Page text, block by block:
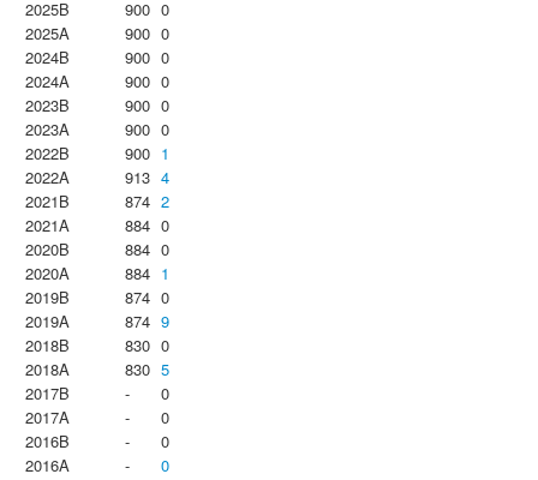
2025B
900 0
2025A
900 0
2024B
900 0
2024A
900 0
2023B
900 0
2023Α
900 0
2022B
900 1
2022A
913 4
2021B
874 2
2021A
884 0
2020B
884 0
2020A
884 1
2019B
874 0
2019A
874 9
2018B
830 0
2018A
830 5
2017B
-
0
2017A
-
0
2016B
-
0
2016A
-
0